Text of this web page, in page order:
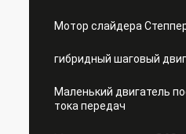
Мотор слайдера
гибридный шаговый
Маленький двигатель
тока передач